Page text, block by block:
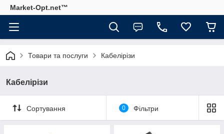
Market-Opt.net™
Товари та послуги Кабелірізи
Кабелірізи
Сортування 0 Фільтри